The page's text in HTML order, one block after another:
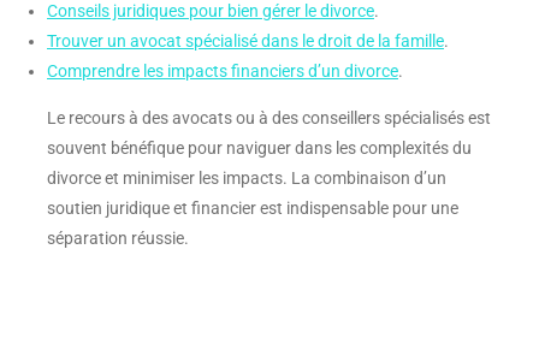
Conseils juridiques pour bien gérer le divorce.
Trouver un avocat spécialisé dans le droit de la famille.
Comprendre les impacts financiers d’un divorce.
Le recours à des avocats ou à des conseillers spécialisés est
souvent bénéfique pour naviguer dans les complexités du
divorce et minimiser les impacts. La combinaison d’un
soutien juridique et financier est indispensable pour une
séparation réussie.